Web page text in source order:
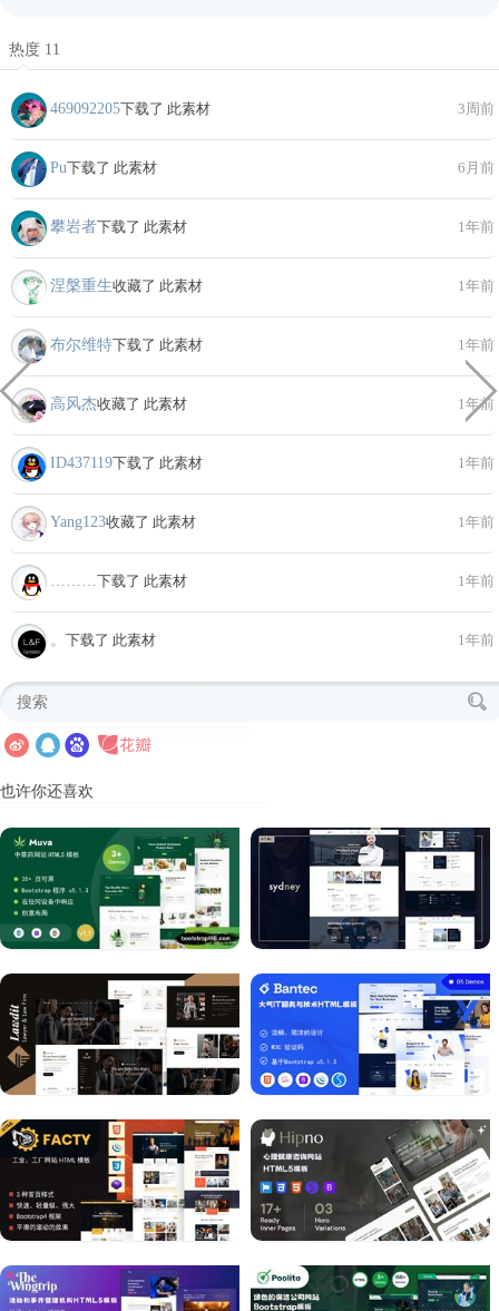
热度 11
469092205下载了 此素材 3周前
Pu下载了 此素材 6月前
攀岩者下载了 此素材 1年前
涅槃重生收藏了 此素材 1年前
布尔维特下载了 此素材 1年前
高风杰收藏了 此素材 1年前
ID437119下载了 此素材 1年前
Yang123收藏了 此素材 1年前
下载了 此素材 1年前
。 下载了 此素材 1年前
也许你还喜欢